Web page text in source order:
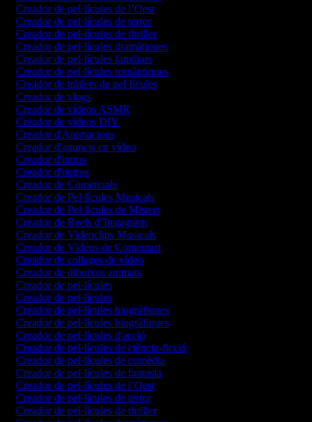
Creador de pel·lícules de l’Oest
Creador de pel·lícules de terror
Creador de pel·lícules de thriller
Creador de pel·lícules dramàtiques
Creador de pel·lícules familiars
Creador de pel·lícules romàntiques
Creador de tràilers de pel·lícules
Creador de vlogs
Creador de vídeos ASMR
Creador de vídeos DIY
Creador d'Animacions
Creador d'anuncis en vídeo
Creador d'intros
Creador d'outros
Creador de Comercials
Creador de Pel·lícules Musicals
Creador de Pel·lícules de Misteri
Creador de Reels d’Instagram
Creador de Videoclips Musicals
Creador de Vídeos de Comentari
Creador de collages de vídeo
Creador de dibuixos animats
Creador de pel·lícules
Creador de pel·lícules
Creador de pel·lícules biogràfiques
Creador de pel·lícules biogràfiques
Creador de pel·lícules d'acció
Creador de pel·lícules de ciència-ficció
Creador de pel·lícules de comèdia
Creador de pel·lícules de fantasia
Creador de pel·lícules de l’Oest
Creador de pel·lícules de terror
Creador de pel·lícules de thriller